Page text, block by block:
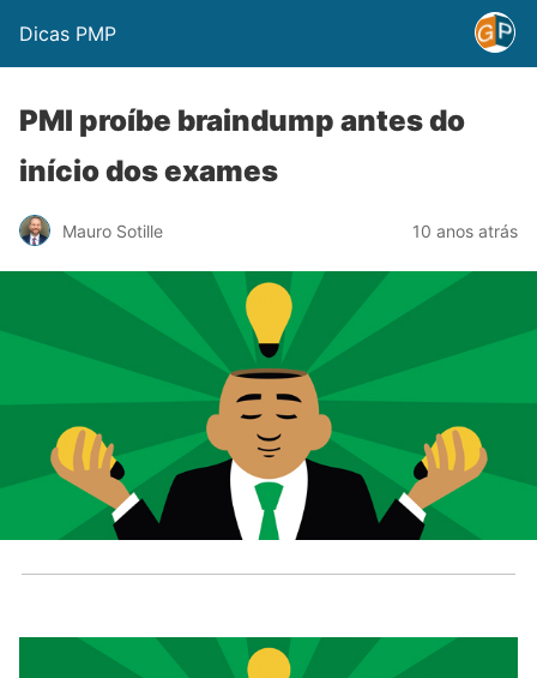
Dicas PMP
PMI proíbe braindump antes do
início dos exames
Mauro Sotille 10 anos atrás